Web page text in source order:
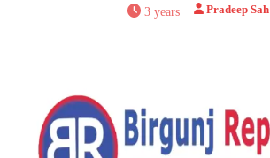
3 years Pradeep Sah